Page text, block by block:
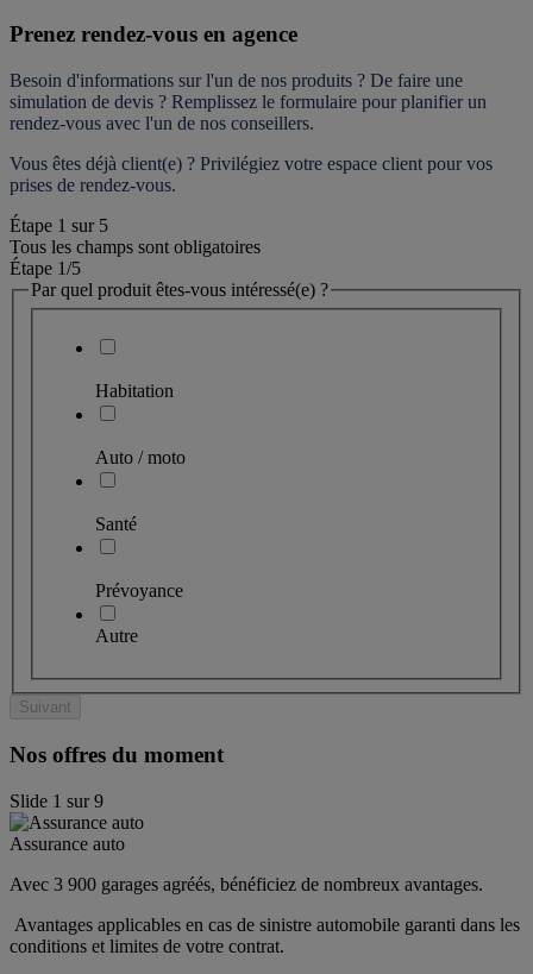
Prenez rendez-vous en agence
Besoin d'informations sur l'un de nos produits ? De faire une
simulation de devis ? Remplissez le formulaire pour planifier un
rendez-vous avec l'un de nos conseillers.
Vous êtes déjà client(e) ? Privilégiez votre espace client pour vos
prises de rendez-vous.
Étape 1 sur 5
Tous les champs sont obligatoires
Étape 1/5
Par quel produit êtes-vous intéressé(e) ?
Habitation
Auto / moto
Santé
Prévoyance
Autre
Suivant
Nos offres du moment
Slide 1 sur9
Assurance auto
Avec 3 900 garages agréés, bénéficiez de nombreux avantages.
Avantages applicables en cas de sinistre automobile garanti dans les
conditions et limites de votre contrat.